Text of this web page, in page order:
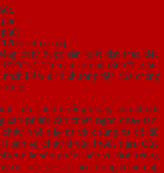
phút
phút
phút cao cấp.
cháy được sản xuất đạt theo tiêu
và Cứu nạn cứu hộ (Bộ Công An)
kiểm định phương tiện cửa chống
cửa thép chống cháy, cửa thoát
sản phẩm cần thiết ngăn cháy lan,
nhỏ xảy ra và chúng ta có đủ
sản và chạy thoát thoát nạn. Cửa
là sản phẩm bảo vệ tính mạng
ra, bảo vệ tài sản chống trộm cấp